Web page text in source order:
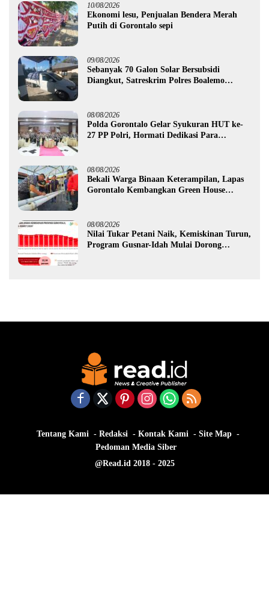
10/08/2026
Ekonomi lesu, Penjualan Bendera Merah
Putih di Gorontalo sepi
09/08/2026
Sebanyak 70 Galon Solar Bersubsidi
Diangkut, Satreskrim Polres Boalemo
08/08/2026
Polda Gorontalo Gelar Syukuran HUT ke-
27 PP Polri, Hormati Dedikasi Para
08/08/2026
Bekali Warga Binaan Keterampilan, Lapas
Gorontalo Kembangkan Green House
08/08/2026
Nilai Tukar Petani Naik, Kemiskinan Turun,
Program Gusnar-Idah Mulai Dorong
Tentang Kami Redaksi Kontak Kami
Site Map
Pedoman Media Siber
@Read.id 2018 - 2025